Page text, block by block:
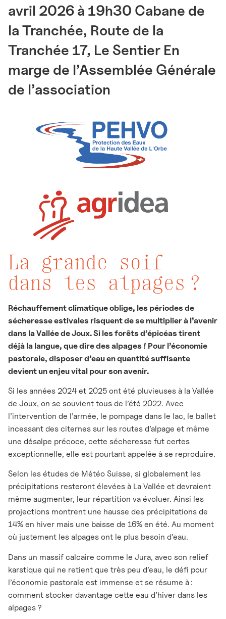
avril 2026 à 19h30 Cabane de
la Tranchée, Route de la
Tranchée 17, Le Sentier En
marge de l’Assemblée Générale
de l’association
La grande soif
dans les alpages ?
Réchauffement climatique oblige, les périodes de
sécheresse estivales risquent de se multiplier à l’avenir
dans la Vallée de Joux. Si les forêts d’épicéas tirent
déjà la langue, que dire des alpages ! Pour l’économie
pastorale, disposer d’eau en quantité suffisante
devient un enjeu vital pour son avenir.
Si les années 2024 et 2025 ont été pluvieuses à la Vallée
de Joux, on se souvient tous de l’été 2022. Avec
l’intervention de l’armée, le pompage dans le lac, le ballet
incessant des citernes sur les routes d’alpage et même
une désalpe précoce, cette sécheresse fut certes
exceptionnelle, elle est pourtant appelée à se reproduire.
Selon les études de Météo Suisse, si globalement les
précipitations resteront élevées à La Vallée et devraient
même augmenter, leur répartition va évoluer. Ainsi les
projections montrent une hausse des précipitations de
14% en hiver mais une baisse de 16% en été. Au moment
où justement les alpages ont le plus besoin d’eau.
Dans un massif calcaire comme le Jura, avec son relief
karstique qui ne retient que très peu d’eau, le défi pour
l’économie pastorale est immense et se résume à :
comment stocker davantage cette eau d’hiver dans les
alpages ?